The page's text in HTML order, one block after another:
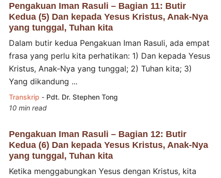
Pengakuan Iman Rasuli – Bagian 11: Butir
Kedua (5) Dan kepada Yesus Kristus, Anak-Nya
yang tunggal, Tuhan kita
Dalam butir kedua Pengakuan Iman Rasuli, ada empat
frasa yang perlu kita perhatikan: 1) Dan kepada Yesus
Kristus, Anak-Nya yang tunggal; 2) Tuhan kita; 3)
Yang dikandung ...
Transkrip - Pdt. Dr. Stephen Tong
10 min read
Pengakuan Iman Rasuli – Bagian 12: Butir
Kedua (6) Dan kepada Yesus Kristus, Anak-Nya
yang tunggal, Tuhan kita
Ketika menggabungkan Yesus dengan Kristus, kita